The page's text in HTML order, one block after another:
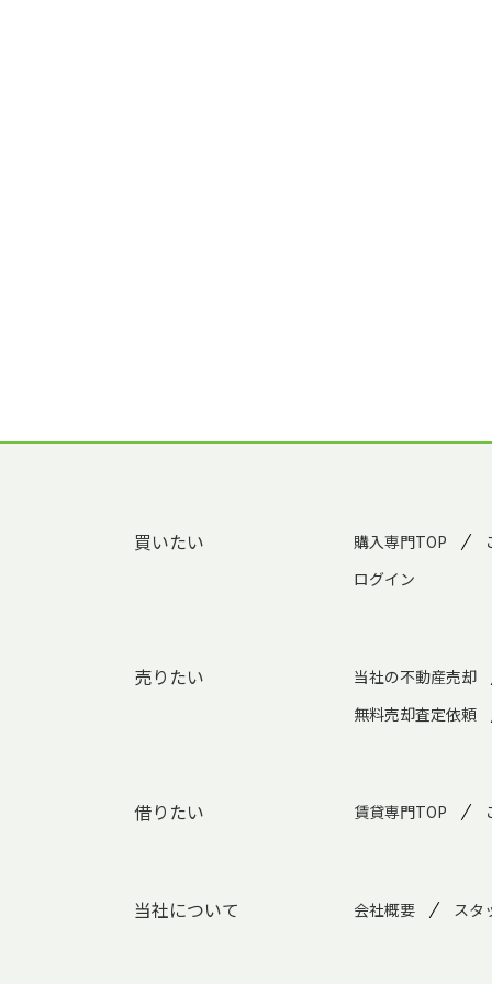
買いたい 購入専門TOP
ログイン
売りたい
当社の不動産売却
無料売却査定依頼
借りたい 賃貸専門TOP
当社について 会社概要 スタ